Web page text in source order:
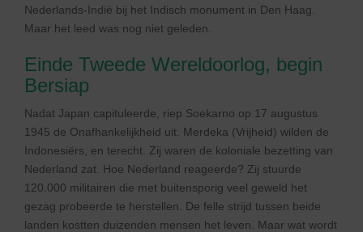
Nederlands-Indië bij het Indisch monument in Den Haag.
Maar het leed was nog niet geleden.
Einde Tweede Wereldoorlog, begin
Bersiap
Nadat Japan capituleerde, riep Soekarno op 17 augustus
1945 de Onafhankelijkheid uit. Merdeka (Vrijheid) wilden de
Indonesiërs, en terecht. Zij waren de koloniale bezetting van
Nederland zat. Hoe Nederland reageerde? Zij stuurde
120.000 militairen die met buitensporig veel geweld het
gezag probeerde te herstellen. De felle strijd tussen beide
landen kostten duizenden mensen het leven. Maar wat wordt